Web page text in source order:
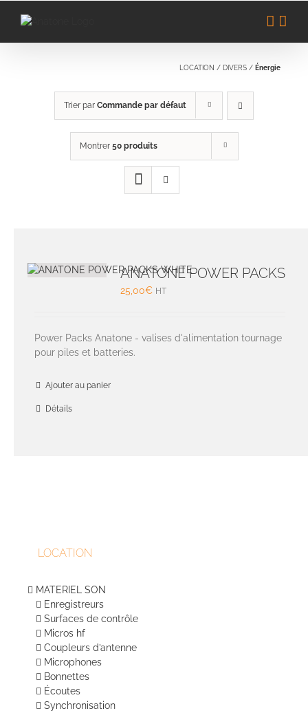
LOCATION / DIVERS / Énergie
Trier par Commande par défaut
Montrer 50 produits
ANATONE POWER PACKS
25,00€ HT
Power Packs Anatone - valises d'alimentation tournage
pour piles et batteries.
Ajouter au panier
Détails
LOCATION
MATERIEL SON
Enregistreurs
Surfaces de contrôle
Micros hf
Coupleurs d’antenne
Microphones
Bonnettes
Écoutes
Synchronisation